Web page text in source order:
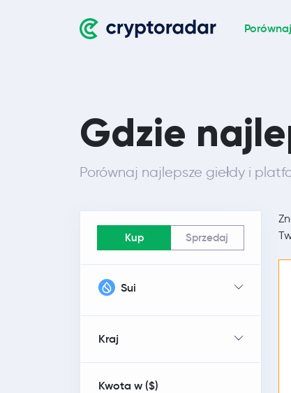
Porównaj
Gdzie
Porównaj najlepsze giełdy i
Kup Sprzedaj
Sui
Kraj
Kwota w ($)